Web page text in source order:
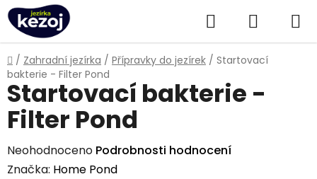
Přejít
na
obsah
Hledat
KOŠÍK
Domů
/ Zahradní jezírka / Přípravky do jezírek / Startovací
bakterie - Filter Pond
Startovací bakterie -
Filter Pond
Průměrné
hodnocení
Neohodnoceno Podrobnosti hodnocení
Značka: Home Pond